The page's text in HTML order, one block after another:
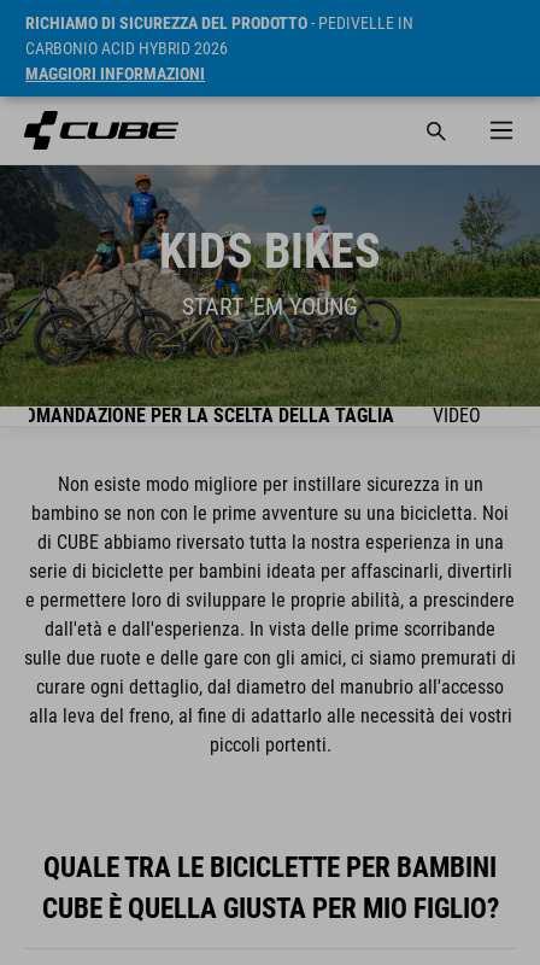
RICHIAMO DI SICUREZZA DEL PRODOTTO- PEDIVELLE IN
CARBONIO ACID HYBRID 2026
MAGGIORI INFORMAZIONI
KIDS BIKES
START 'EM YOUNG
PER LA SCELTA DELLA TAGLIA VIDEO
Non esiste modo migliore per instillare sicurezza in un
bambino se non con le prime avventure su una bicicletta. Noi
di CUBE abbiamo riversato tutta la nostra esperienza in una
serie di biciclette per bambini ideata per affascinarli, divertirli
e permettere loro di sviluppare le proprie abilità, a prescindere
dall'età e dall'esperienza. In vista delle prime scorribande
sulle due ruote e delle gare con gli amici, ci siamo premurati di
curare ogni dettaglio, dal diametro del manubrio all'accesso
alla leva del freno, al fine di adattarlo alle necessità dei vostri
piccoli portenti.
QUALE TRA LE BICICLETTE PER BAMBINI
CUBE È QUELLA GIUSTA PER MIO FIGLIO?